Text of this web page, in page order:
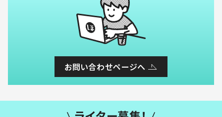
お問い合わせページへ